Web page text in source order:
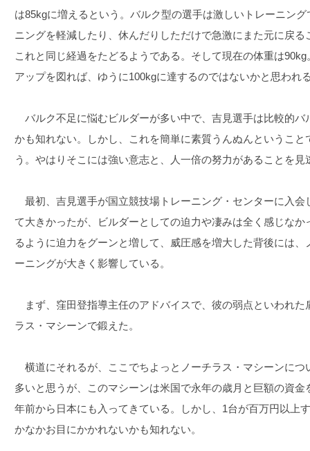
は85kgに増えるという。バルク型の選手は激しいトレーニン
ニングを軽減したり、休んだりしただけで急激にまた元に戻
これと同じ経過をたどるようである。そして現在の体重は
アップを図れば、ゆうに100kgに達するのではないかと思われ
バルク不足に悩むビルダーが多い中で、吉見選手は比較的バ
かも知れない。しかし、これを簡単に素質うんぬんというこ
う。やはりそこには強い意志と、人一倍の努力があることを見
最初、吉見選手が国立競技場トレーニング・センターに入会
て大きかったが、ビルダーとしての迫力や凄みは全く感じな
るように迫力をグーンと増して、威圧感を増大した背後には
ーニングが大きく影響している。
まず、窪田登指導主任のアドバイスで、彼の弱点といわれた
ラス・マシーンで鍛えた。
横道にそれるが、ここでちよっとノーチラス・マシーンにつ
多いと思うが、このマシーンは米国で永年の歳月と巨額の資
年前から日本にも入ってきている。しかし、1台が百万円以上
かなかお目にかかれないかも知れない。